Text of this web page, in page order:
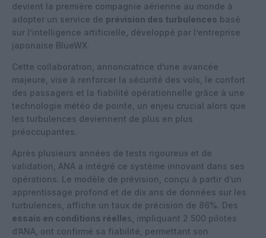
devient la première compagnie aérienne au monde à
adopter un service de prévision des turbulences basé
sur l’intelligence artificielle, développé par l’entreprise
japonaise BlueWX.
Cette collaboration, annonciatrice d’une avancée
majeure, vise à renforcer la sécurité des vols, le confort
des passagers et la fiabilité opérationnelle grâce à une
technologie météo de pointe, un enjeu crucial alors que
les turbulences deviennent de plus en plus
préoccupantes.
Après plusieurs années de tests rigoureux et de
validation, ANA a intégré ce système innovant dans ses
opérations. Le modèle de prévision, conçu à partir d’un
apprentissage profond et de dix ans de données sur les
turbulences, affiche un taux de précision de 86%. Des
essais en conditions réelles, impliquant 2 500 pilotes
d’ANA, ont confirmé sa fiabilité, permettant son